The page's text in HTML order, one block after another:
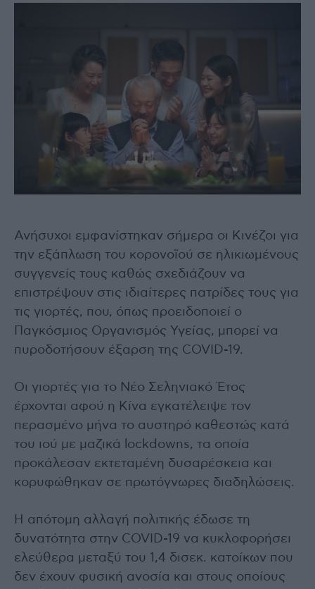
Ανήσυχοι εμφανίστηκαν σήμερα οι Κινέζοι για
την εξάπλωση του κορονοϊού σε ηλικιωμένους
συγγενείς τους καθώς σχεδιάζουν να
επιστρέψουν στις ιδιαίτερες πατρίδες τους για
τις γιορτές, που, όπως προειδοποιεί ο
Παγκόσμιος Οργανισμός Υγείας, μπορεί να
πυροδοτήσουν έξαρση της COVID-19.
Οι γιορτές για το Νέο Σεληνιακό Έτος
έρχονται αφού η Κίνα εγκατέλειψε τον
περασμένο μήνα το αυστηρό καθεστώς κατά
του ιού με μαζικά lockdowns, τα οποία
προκάλεσαν εκτεταμένη δυσαρέσκεια και
κορυφώθηκαν σε πρωτόγνωρες διαδηλώσεις.
Η απότομη αλλαγή πολιτικής έδωσε τη
δυνατότητα στην COVID-19 να κυκλοφορήσει
ελεύθερα μεταξύ του 1,4 δισεκ. κατοίκων που
δεν έχουν φυσική ανοσία και στους οποίους